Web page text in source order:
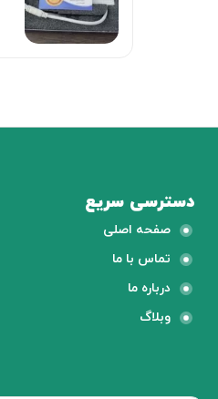
دسترسی سریع
صفحه اصلی
تماس با ما
درباره ما
وبلاگ